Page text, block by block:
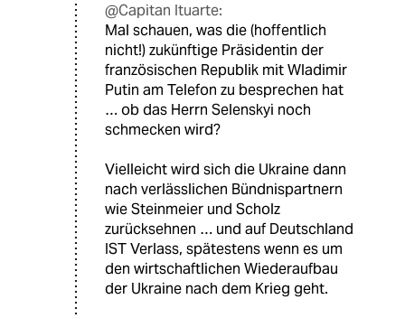
@Capitan Ituarte:
Mal schauen, was die (hoffentlich
nicht!) zukünftige Präsidentin der
französischen Republik mit Wladimir
Putin am Telefon zu besprechen hat
… ob das Herrn Selenskyi noch
schmecken wird?
Vielleicht wird sich die Ukraine dann
nach verlässlichen Bündnispartnern
wie Steinmeier und Scholz
zurücksehnen … und auf Deutschland
IST Verlass, spätestens wenn es um
den wirtschaftlichen Wiederaufbau
der Ukraine nach dem Krieg geht.